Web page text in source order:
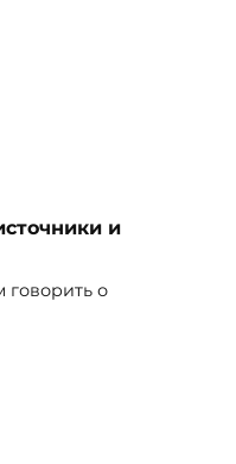
и
говорить о